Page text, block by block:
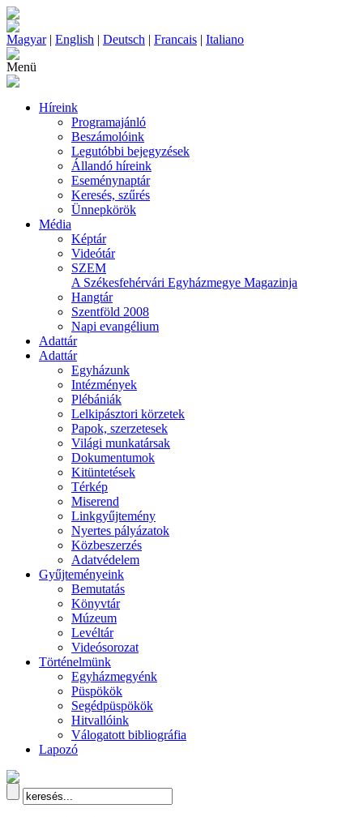
Magyar| English | Deutsch | Francais | Italiano
Menü
Híreink
Programajánló
Beszámolóink
Legutóbbi bejegyzések
Állandó híreink
Eseménynaptár
Keresés, szűrés
Ünnepkörök
Média
Képtár
Videótár
SZEM
A Székesfehérvári Egyházmegye Magazinja
Hangtár
Szentföld 2008
Napi evangélium
Adattár
Adattár
Egyházunk
Intézmények
Plébániák
Lelkipásztori körzetek
Papok, szerzetesek
Világi munkatársak
Dokumentumok
Kitüntetések
Térkép
Miserend
Linkgyűjtemény
Nyertes pályázatok
Közbeszerzés
Adatvédelem
Gyűjteményeink
Bemutatás
Könyvtár
Múzeum
Levéltár
Videósorozat
Történelmünk
Egyházmegyénk
Püspökök
Segédpüspökök
Hitvallóink
Válogatott bibliográfia
Lapozó